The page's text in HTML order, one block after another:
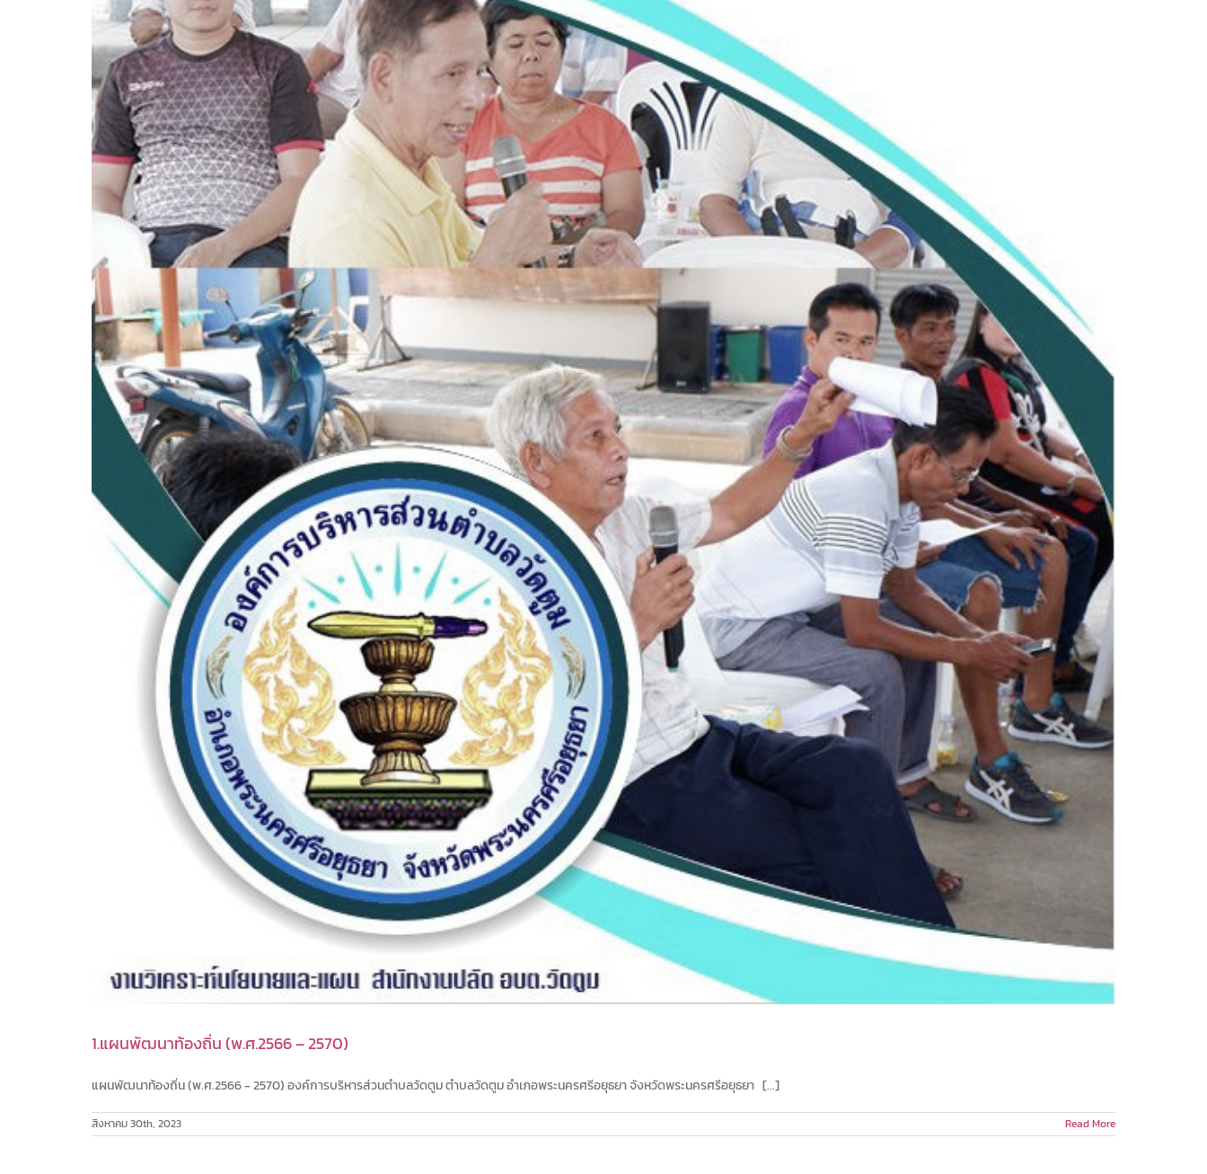
1.แผนพัฒนาท้องถิ่น (พ.ศ.2566 – 2570)
แผนพัฒนาท้องถิ่น (พ.ศ.2566 - 2570) องค์การบริหารส่วนตำบลวัดตูม ตำบลวัดตูม อำเภอพระนครศรีอยุธยา จังหวัดพระนครศรีอยุธยา [...]
สิงหาคม 30th, 2023 Read More